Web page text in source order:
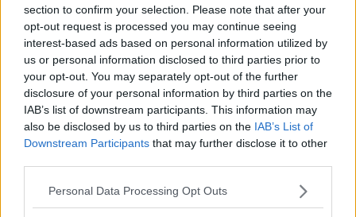
section to confirm your selection. Please note that after your
opt-out request is processed you may continue seeing
interest-based ads based on personal information utilized by
us or personal information disclosed to third parties prior to
your opt-out. You may separately opt-out of the further
disclosure of your personal information by third parties on the
IAB’s list of downstream participants. This information may
also be disclosed by us to third parties on the IAB’s List of
Downstream Participants that may further disclose it to other
Please note that this website/app uses one or more Google
Personal Data Processing Opt Outs